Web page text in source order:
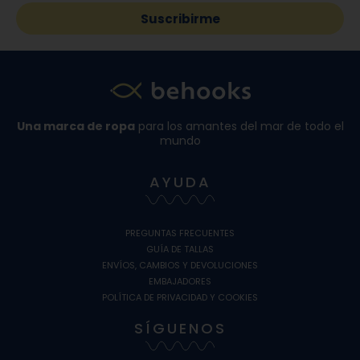
Suscribirme
Una marca de ropa para los amantes del mar de todo el
mundo
AYUDA
PREGUNTAS FRECUENTES
GUÍA DE TALLAS
ENVÍOS, CAMBIOS Y DEVOLUCIONES
EMBAJADORES
POLÍTICA DE PRIVACIDAD Y COOKIES
SÍGUENOS